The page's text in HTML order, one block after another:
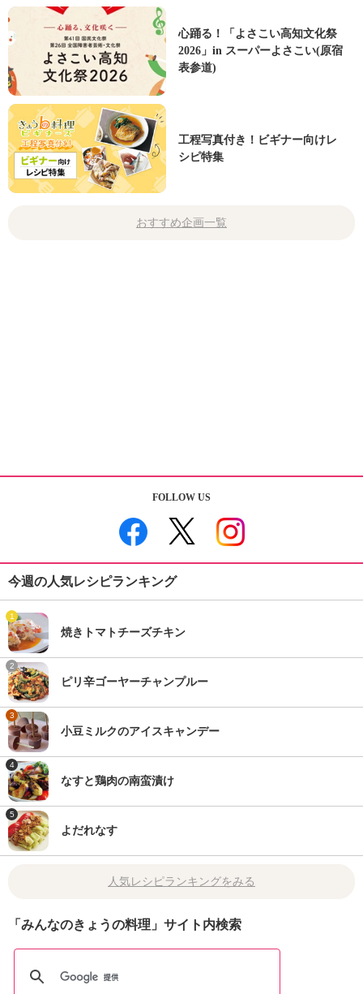
心踊る！「よさこい高知文化祭
2026」in スーパーよさこい(原宿
表参道)
工程写真付き！ビギナー向けレ
シピ特集
おすすめ企画一覧
FOLLOW US
今週の人気レシピランキング
1
焼きトマトチーズチキン
2
ピリ辛ゴーヤーチャンプルー
3
小豆ミルクのアイスキャンデー
4
なすと鶏肉の南蛮漬け
5
よだれなす
人気レシピランキングをみる
「みんなのきょうの料理」サイト内検索